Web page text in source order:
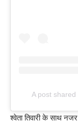
A post
श्वेता तिवारी के साथ